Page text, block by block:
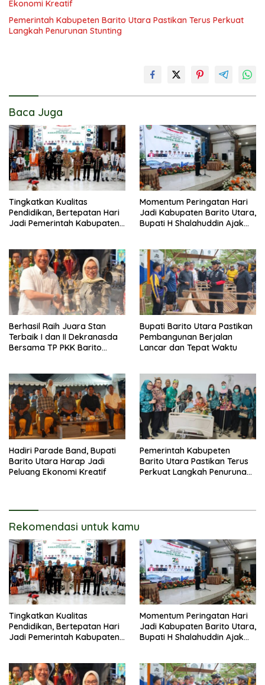
Ekonomi Kreatif
Pemerintah Kabupeten Barito Utara Pastikan Terus Perkuat
Langkah Penurunan Stunting
Baca Juga
Tingkatkan Kualitas
Pendidikan, Bertepatan Hari
Jadi Pemerintah Kabupaten
Momentum Peringatan Hari
Jadi Kabupaten Barito Utara,
Bupati H Shalahuddin Ajak
Daerah
Berhasil Raih Juara Stan
Terbaik I dan II Dekranasda
Bersama TP PKK Barito
Bupati Barito Utara Pastikan
Pembangunan Berjalan
Lancar dan Tepat Waktu
Hadiri Parade Band, Bupati
Barito Utara Harap Jadi
Peluang Ekonomi Kreatif
Pemerintah Kabupeten
Barito Utara Pastikan Terus
Perkuat Langkah Penurunan
Rekomendasi untuk kamu
Tingkatkan Kualitas
Pendidikan, Bertepatan Hari
Jadi Pemerintah Kabupaten
Momentum Peringatan Hari
Jadi Kabupaten Barito Utara,
Bupati H Shalahuddin Ajak
Daerah